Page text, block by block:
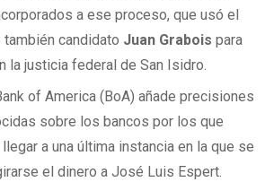
a ese proceso, que usó el
candidato Juan Grabois para
la justicia federal de San Isidro.
of America (BoA) añade precisiones
sobre los bancos por los que
a una última instancia en la que se
el dinero a José Luis Espert.